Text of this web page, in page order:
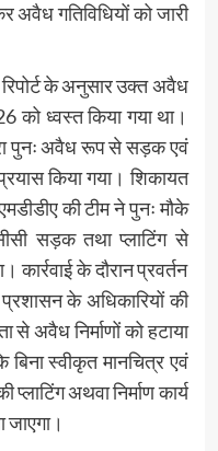
अवैध गतिविधियों को जारी
के अनुसार उक्त अवैध
को ध्वस्त किया गया था।
पुनः अवैध रूप से सड़क एवं
किया गया। शिकायत
एमडीडीए की टीम ने पुनः मौके
सड़क तथा प्लाटिंग से
के दौरान प्रवर्तन
के अधिकारियों की
से अवैध निर्माणों को हटाया
बिना स्वीकृत मानचित्र एवं
अथवा निर्माण कार्य
जाएगा।